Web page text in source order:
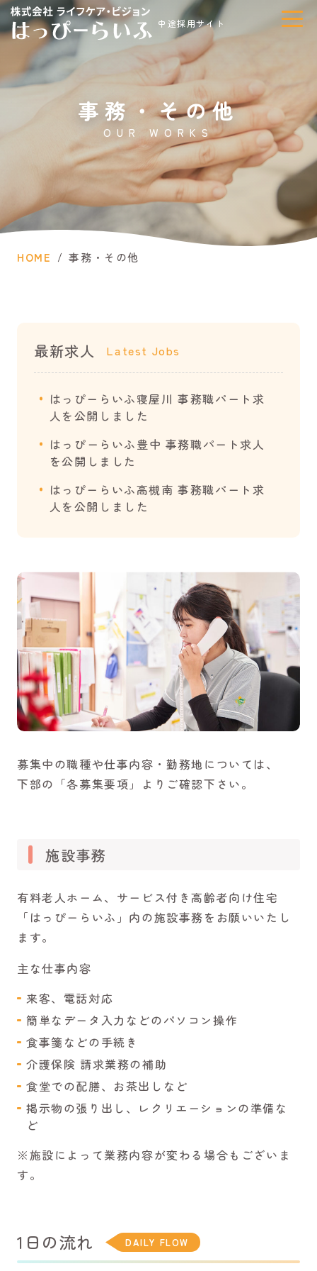
中途採用サイト
はっぴーらいふ中途採用サイト
職員紹介
選考フロー
よくある質問
お問い合わせ
職種から仕事を探す
看護職員
リハビリ職員
薬剤師
事務・その他
事務・その他
OUR WORKS
HOME 事務・その他
最新求人 Latest Jobs
はっぴーらいふ寝屋川 事務職パート求
人を公開しました
はっぴーらいふ豊中 事務職パート求人
を公開しました
はっぴーらいふ高槻南 事務職パート求
人を公開しました
募集中の職種や仕事内容・勤務地については、
下部の「各募集要項」よりご確認下さい。
施設事務
有料老人ホーム、サービス付き高齢者向け住宅
「はっぴーらいふ」内の施設事務をお願いいたし
ます。
主な仕事内容
来客、電話対応
簡単なデータ入力などのパソコン操作
食事箋などの手続き
介護保険 請求業務の補助
食堂での配膳、お茶出しなど
掲示物の張り出し、レクリエーションの準備な
ど
※施設によって業務内容が変わる場合もございま
す。
1日の流れ DAILY FLOW